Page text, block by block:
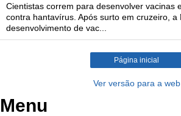
Cientistas correm para desenvolver vacinas
contra hantavírus. Após surto em cruzeiro, a
desenvolvimento de vac...
Página inicial
Ver versão para a web
Menu